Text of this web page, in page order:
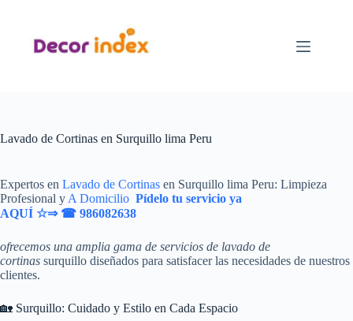
Lavado de Cortinas en Surquillo lima Peru
Expertos en Lavado de Cortinas en Surquillo lima Peru: Limpieza
Profesional y A Domicilio Pídelo tu servicio ya
AQUÍ ☆⇒ ☎ 986082638
ofrecemos una amplia gama de servicios de lavado de
cortinas surquillo diseñados para satisfacer las necesidades de nuestros
clientes.
🏡 Surquillo: Cuidado y Estilo en Cada Espacio